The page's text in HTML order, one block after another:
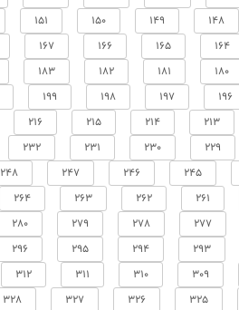
148
149
150
151
164
165
166
167
180
181
182
183
196
197
198
199
213
214
215
216
229
230
231
232
245
246
247
248
261
262
263
264
277
278
279
280
293
294
295
296
309
310
311
312
325
326
327
328